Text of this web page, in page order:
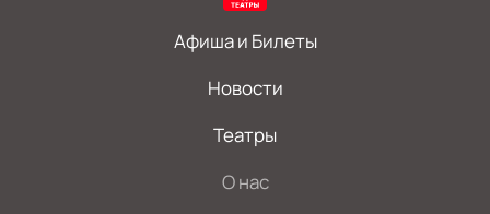
Афиша и Билеты
Новости
Театры
О нас